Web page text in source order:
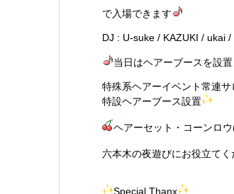
で入場できます
DJ : U-suke / KAZUKI / ukai /
当日はヘアーブースを設
特殊系ヘアーイベント常連
特設ヘアーブース設置
ヘアーセット・コーンロ
六本木の夜遊びにお役立てく
Special Thanx